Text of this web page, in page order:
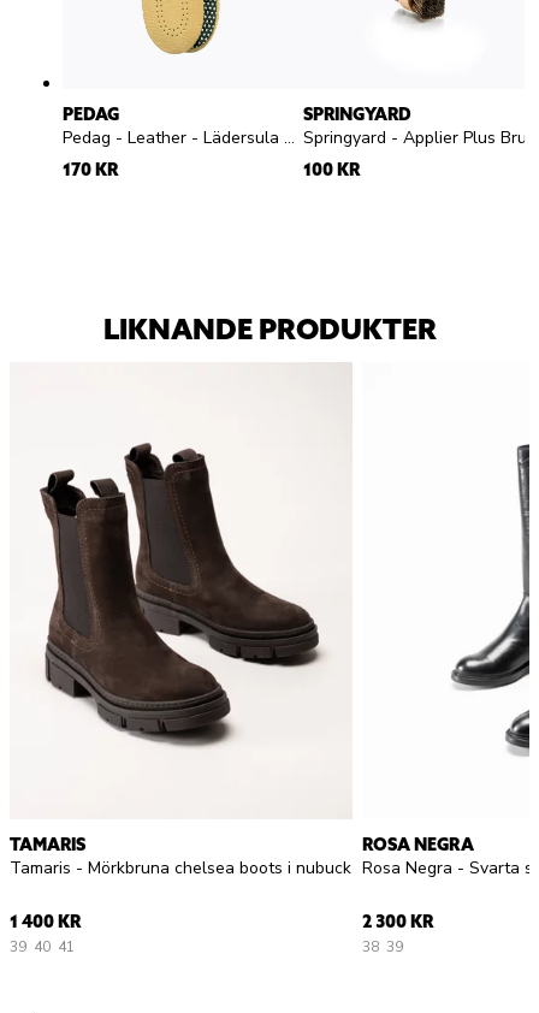
PEDAG
Pedag - Leather - Lädersula med aktivt kol
170 KR
SPRINGYARD
100 KR
LIKNANDE PRODUKTER
TAMARIS
Tamaris - Mörkbruna chelsea boots i nubuck
1 400 KR
39 40 41
ROSA NEGRA
Rosa Negra - Svarta
2 300 KR
38 39